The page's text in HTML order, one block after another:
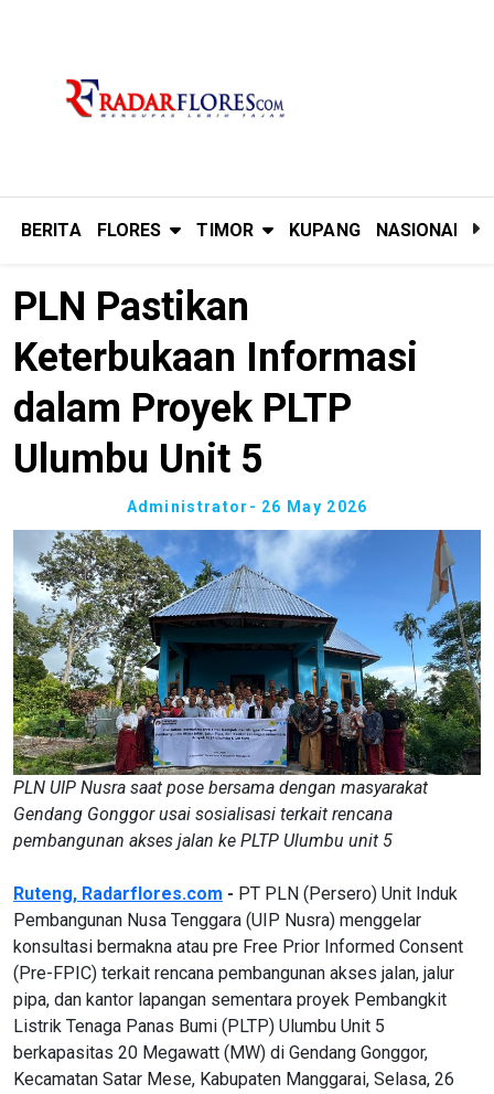
BERITA FLORES TIMOR KUPANG NASIONAL
PLN Pastikan
Keterbukaan Informasi
dalam Proyek PLTP
Ulumbu Unit 5
Administrator - 26 May 2026
PLN UIP Nusra saat pose bersama dengan masyarakat
Gendang Gonggor usai sosialisasi terkait rencana
pembangunan akses jalan ke PLTP Ulumbu unit 5
Ruteng, Radarflores.com - PT PLN (Persero) Unit Induk
Pembangunan Nusa Tenggara (UIP Nusra) menggelar
konsultasi bermakna atau pre Free Prior Informed Consent
(Pre-FPIC) terkait rencana pembangunan akses jalan, jalur
pipa, dan kantor lapangan sementara proyek Pembangkit
Listrik Tenaga Panas Bumi (PLTP) Ulumbu Unit 5
berkapasitas 20 Megawatt (MW) di Gendang Gonggor,
Kecamatan Satar Mese, Kabupaten Manggarai, Selasa, 26